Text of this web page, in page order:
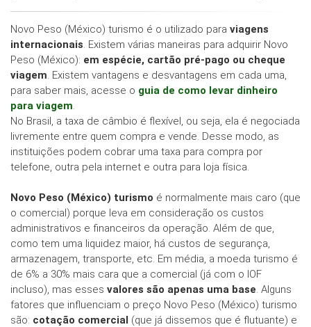
Novo Peso (México) turismo é o utilizado para viagens
internacionais. Existem várias maneiras para adquirir Novo
Peso (México): em espécie, cartão pré-pago ou cheque
viagem. Existem vantagens e desvantagens em cada uma,
para saber mais, acesse o guia de como levar dinheiro
para viagem.
No Brasil, a taxa de câmbio é flexível, ou seja, ela é negociada
livremente entre quem compra e vende. Desse modo, as
instituições podem cobrar uma taxa para compra por
telefone, outra pela internet e outra para loja física.
Novo Peso (México) turismo é normalmente mais caro (que
o comercial) porque leva em consideração os custos
administrativos e financeiros da operação. Além de que,
como tem uma liquidez maior, há custos de segurança,
armazenagem, transporte, etc. Em média, a moeda turismo é
de 6% a 30% mais cara que a comercial (já com o IOF
incluso), mas esses valores são apenas uma base. Alguns
fatores que influenciam o preço Novo Peso (México) turismo
são: cotação comercial (que já dissemos que é flutuante) e